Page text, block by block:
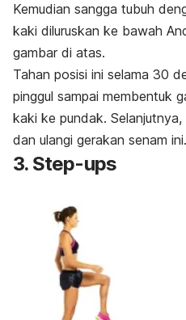
Kemudian sangga tubuh
kaki diluruskan ke bawah
gambar di atas.
Tahan posisi ini selama 30
pinggul sampai membentuk
kaki ke pundak.
dan ulangi gerakan senam ini.
3. Step-ups